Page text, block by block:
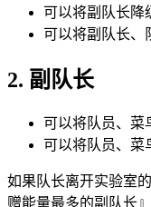
可以将副队长降
可以将副队长、
2. 副队长
可以将队员、菜
可以将队员、菜
如果队长离开实验室
赠能量最多的副队长』